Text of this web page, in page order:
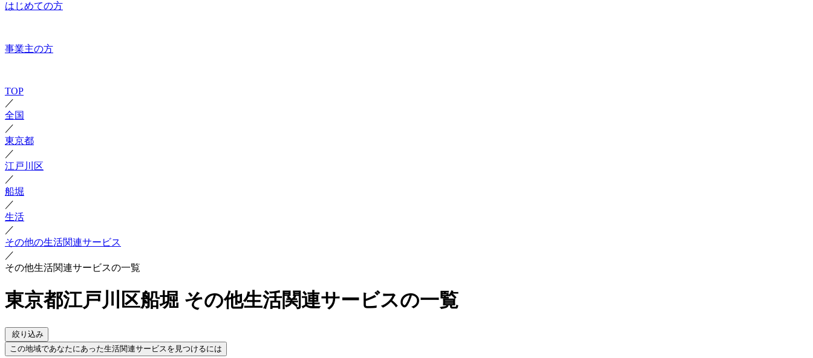
はじめての方
事業主の方
TOP
／
全国
／
東京都
／
江戸川区
／
船堀
／
生活
／
その他の生活関連サービス
／
その他生活関連サービスの一覧
東京都江戸川区船堀 その他生活関連サービスの一覧
絞り込み
この地域であなたにあった生活関連サービスを見つけるには